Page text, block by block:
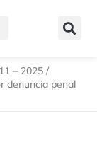
– 2025 /
denuncia penal